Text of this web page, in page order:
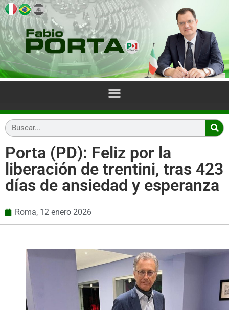
Porta (PD): Feliz por la
liberación de trentini, tras 423
días de ansiedad y esperanza
Roma, 12 enero 2026